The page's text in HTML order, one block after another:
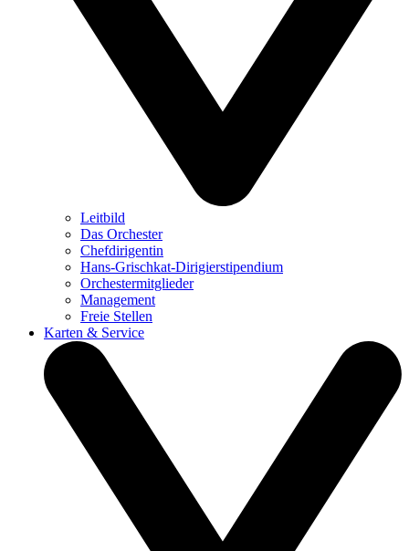
Leitbild
Das Orchester
Chefdirigentin
Hans-Grischkat-Dirigierstipendium
Orchestermitglieder
Management
Freie Stellen
Karten & Service